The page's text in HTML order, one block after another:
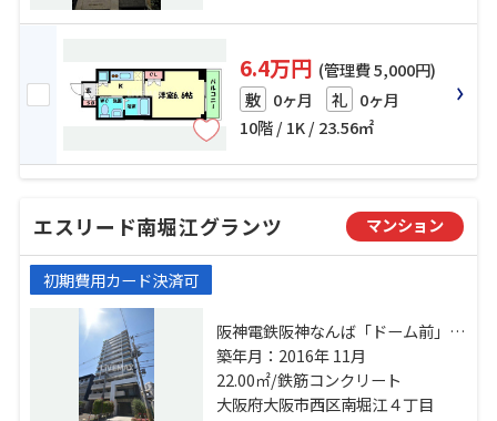
6.4万円 (管理費 5,000円)
敷 0ヶ月 礼 0ヶ月
10階 / 1K / 23.56㎡
エスリード南堀江グランツ マンション
初期費用カード決済可
阪神電鉄阪神なんば「ドーム前」
駅 徒歩7分 阪神電鉄阪神なんば「桜
川」駅 徒歩8分 地下鉄長堀鶴見緑地
「ドーム前千代崎」駅 徒歩6分
築年月：2016年 11月
22.00㎡/鉄筋コンクリート
大阪府大阪市西区南堀江４丁目